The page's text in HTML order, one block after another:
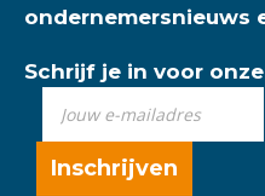
ondernemersnieuws
Schrijf je in voor